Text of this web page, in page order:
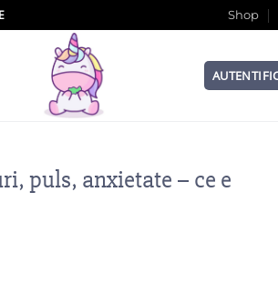
Shop
puls, anxietate – ce e